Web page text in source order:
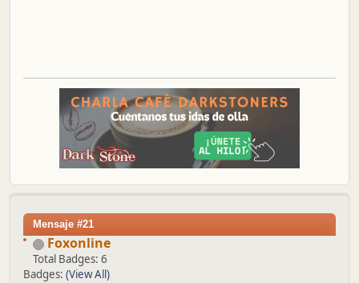
Mensaje #21
Foxonline
Total Badges: 6
Badges: (View All)